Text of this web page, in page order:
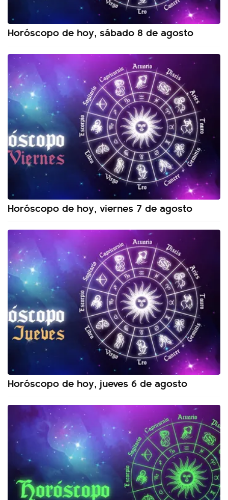
Horóscopo de hoy, sábado 8 de agosto
Horóscopo de hoy, viernes 7 de agosto
Horóscopo de hoy, jueves 6 de agosto